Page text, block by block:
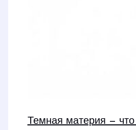
Темная материя — что